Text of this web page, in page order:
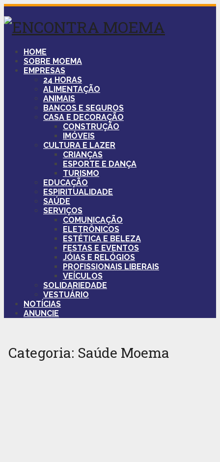
HOME
SOBRE MOEMA
EMPRESAS
24 HORAS
ALIMENTAÇÃO
ANIMAIS
BANCOS E SEGUROS
CASA E DECORAÇÃO
CONSTRUÇÃO
IMÓVEIS
CULTURA E LAZER
CRIANÇAS
ESPORTE E DANÇA
TURISMO
EDUCAÇÃO
ESPIRITUALIDADE
SAÚDE
SERVIÇOS
COMUNICAÇÃO
ELETRÔNICOS
ESTÉTICA E BELEZA
FESTAS E EVENTOS
JÓIAS E RELÓGIOS
PROFISSIONAIS LIBERAIS
VEÍCULOS
SOLIDARIEDADE
VESTUÁRIO
NOTÍCIAS
ANUNCIE
Categoria: Saúde Moema